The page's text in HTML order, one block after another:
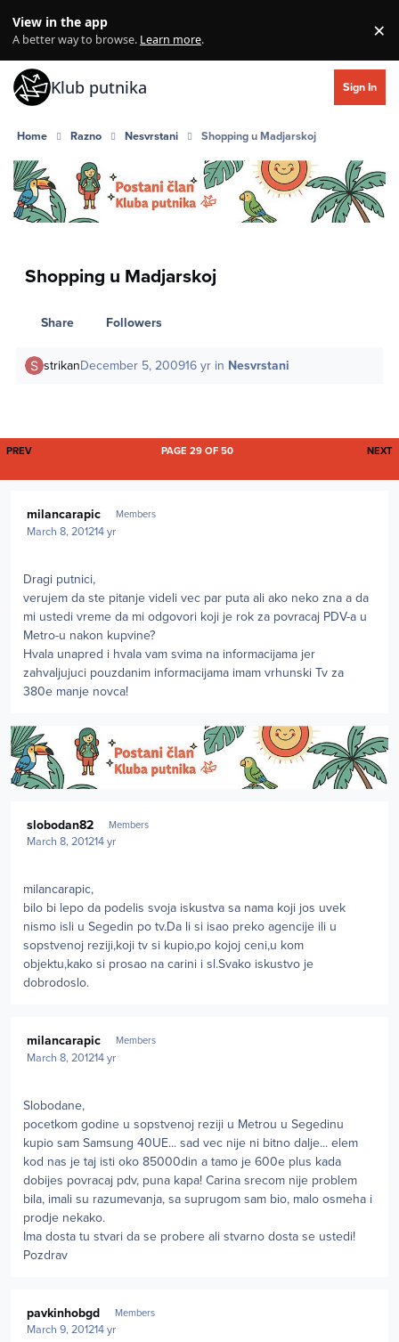
View in the app
A better way to browse. Learn more. ×
Klub putnika Sign In
Home Razno Nesvrstani Shopping u Madjarskoj
Shopping u Madjarskoj
Share Followers
strikanDecember 5, 200916 yr in Nesvrstani
FIRST PAGE
PREV NEXT
PAGE 29 OF 50
milancarapic Members
March 8, 201214 yr
Dragi putnici,
verujem da ste pitanje videli vec par puta ali ako neko zna a da
mi ustedi vreme da mi odgovori koji je rok za povracaj PDV-a u
Metro-u nakon kupvine?
Hvala unapred i hvala vam svima na informacijama jer
zahvaljujuci pouzdanim informacijama imam vrhunski Tv za
380e manje novca!
slobodan82 Members
March 8, 201214 yr
milancarapic,
bilo bi lepo da podelis svoja iskustva sa nama koji jos uvek
nismo isli u Segedin po tv.Da li si isao preko agencije ili u
sopstvenoj reziji,koji tv si kupio,po kojoj ceni,u kom
objektu,kako si prosao na carini i sl.Svako iskustvo je
dobrodoslo.
milancarapic Members
March 8, 201214 yr
Slobodane,
pocetkom godine u sopstvenoj reziji u Metrou u Segedinu
kupio sam Samsung 40UE... sad vec nije ni bitno dalje... elem
kod nas je taj isti oko 85000din a tamo je 600e plus kada
dobijes povracaj pdv, puna kapa! Carina srecom nije problem
bila, imali su razumevanja, sa suprugom sam bio, malo osmeha i
prodje nekako.
Ima dosta tu stvari da se probere ali stvarno dosta se ustedi!
Pozdrav
pavkinhobgd Members
March 9, 201214 yr